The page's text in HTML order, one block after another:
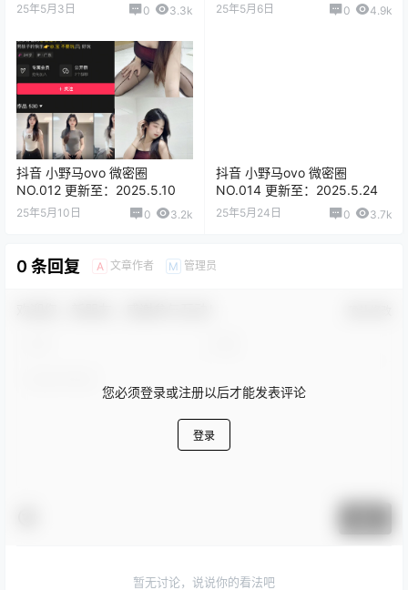
25年5月3日 0 3.3k 25年5月6日 0 4.9k
抖音 小野马ovo 微密圈
NO.012 更新至：2025.5.10
25年5月10日 0 3.2k
抖音 小野马ovo 微密圈
NO.014 更新至：2025.5.24
25年5月24日 0 3.7k
0 条回复 A 文章作者 M 管理员
您必须登录或注册以后才能发表评论
登录
暂无讨论，说说你的看法吧